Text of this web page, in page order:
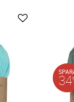
Lägg till i
34